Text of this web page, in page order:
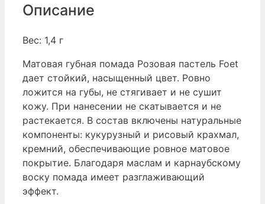
Описание
Вес: 1,4 г
Матовая губная помада Розовая пастель Foet
дает стойкий, насыщенный цвет. Ровно
ложится на губы, не стягивает и не сушит
кожу. При нанесении не скатывается и не
растекается. В состав включены натуральные
компоненты: кукурузный и рисовый крахмал,
кремний, обеспечивающие ровное матовое
покрытие. Благодаря маслам и карнаубскому
воску помада имеет разглаживающий
эффект.